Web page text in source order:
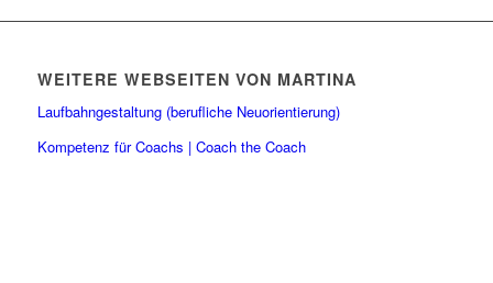
WEITERE WEBSEITEN VON MARTINA
Laufbahngestaltung (berufliche Neuorientierung)
Kompetenz für Coachs | Coach the Coach